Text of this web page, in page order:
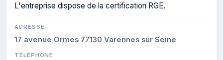
L'entreprise dispose de la certification RGE.
ADRESSE
17 avenue Ormes 77130 Varennes sur Seine
TÉLÉPHONE